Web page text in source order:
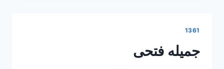
1361
جمیله فتحی